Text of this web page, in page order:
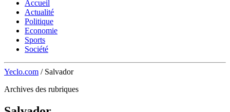
Accueil
Actualité
Politique
Economie
Sports
Société
Yeclo.com / Salvador
Archives des rubriques